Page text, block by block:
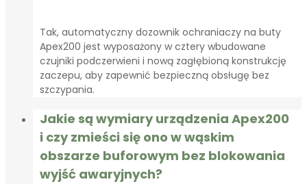
Tak, automatyczny dozownik ochraniaczy na buty
Apex200 jest wyposażony w cztery wbudowane
czujniki podczerwieni i nową zagłębioną konstrukcję
zaczepu, aby zapewnić bezpieczną obsługę bez
szczypania.
Jakie są wymiary urządzenia Apex200
i czy zmieści się ono w wąskim
obszarze buforowym bez blokowania
wyjść awaryjnych?